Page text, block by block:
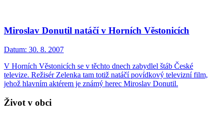
Miroslav Donutil natáčí v Horních Věstonicích
Datum: 30. 8. 2007
V Horních Věstonicích se v těchto dnech zabydlel štáb České
televize. Režisér Zelenka tam totiž natáčí povídkový televizní film,
jehož hlavním aktérem je známý herec Miroslav Donutil.
Život v obci